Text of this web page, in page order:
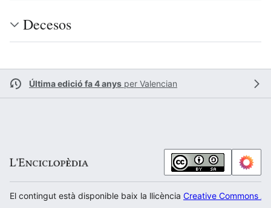
Decesos
Última edició fa 4 anys per Valencian
El contingut està disponible baix la llicència Creative Commons